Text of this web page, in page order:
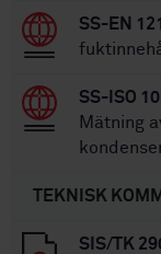
SS-EN
SS-ISO
Mätning
TEKNISK
SIS/TK